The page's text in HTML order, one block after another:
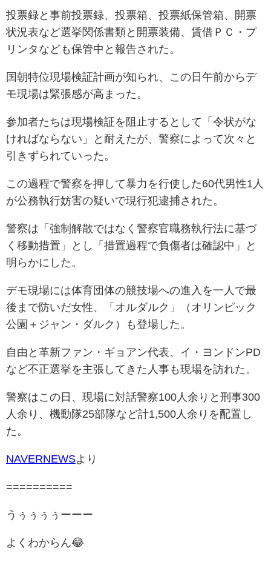
投票録と事前投票録、投票箱、投票紙保管箱、開票
状況表など選挙関係書類と開票装備、賃借ＰＣ・プ
リンタなども保管中と報告された。
国朝特位現場検証計画が知られ、この日午前からデ
モ現場は緊張感が高まった。
参加者たちは現場検証を阻止するとして「令状がな
ければならない」と耐えたが、警察によって次々と
引きずられていった。
この過程で警察を押して暴力を行使した60代男性1人
が公務執行妨害の疑いで現行犯逮捕された。
警察は「強制解散ではなく警察官職務執行法に基づ
く移動措置」とし「措置過程で負傷者は確認中」と
明らかにした。
デモ現場には体育団体の競技場への進入を一人で最
後まで防いだ女性、「オルダルク」（オリンピック
公園＋ジャン・ダルク）も登場した。
自由と革新ファン・ギョアン代表、イ・ヨンドンPD
など不正選挙を主張してきた人事も現場を訪れた。
警察はこの日、現場に対話警察100人余りと刑事300
人余り、機動隊25部隊など計1,500人余りを配置し
た。
NAVERNEWSより
==========
うぅぅぅぅーーー
よくわからん😂